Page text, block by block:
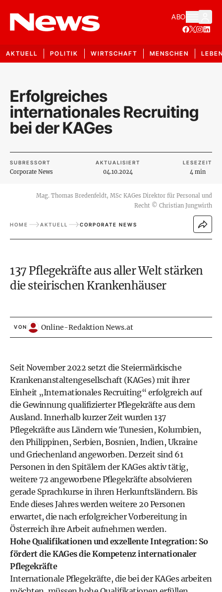
ABO
AKTUELL POLITIK WIRTSCHAFT MENSCHEN
Erfolgreiches
internationales Recruiting
bei der KAGes
SUBRESSORT
Corporate News
AKTUALISIERT
04.10.2024
LESEZEIT
4 min
Mag. Thomas Bredenfeldt, MSc KAGes Direktor für Personal und
Recht © Christian Jungwirth
HOME AKTUELL CORPORATE NEWS
137 Pflegekräfte aus aller Welt stärken
die steirischen Krankenhäuser
VON Online-Redaktion News.at
Seit November 2022 setzt die Steiermärkische
Krankenanstaltengesellschaft (KAGes) mit ihrer
Einheit „Internationales Recruiting“ erfolgreich auf
die Gewinnung qualifizierter Pflegekräfte aus dem
Ausland. Innerhalb kurzer Zeit wurden 137
Pflegekräfte aus Ländern wie Tunesien, Kolumbien,
den Philippinen, Serbien, Bosnien, Indien, Ukraine
und Griechenland angeworben. Derzeit sind 61
Personen in den Spitälern der KAGes aktiv tätig,
weitere 72 angeworbene Pflegekräfte absolvieren
gerade Sprachkurse in ihren Herkunftsländern. Bis
Ende dieses Jahres werden weitere 20 Personen
erwartet, die nach erfolgreicher Vorbereitung in
Österreich ihre Arbeit aufnehmen werden.
Hohe Qualifikationen und exzellente Integration: So
fördert die KAGes die Kompetenz internationaler
Pflegekräfte
Internationale Pflegekräfte, die bei der KAGes arbeiten